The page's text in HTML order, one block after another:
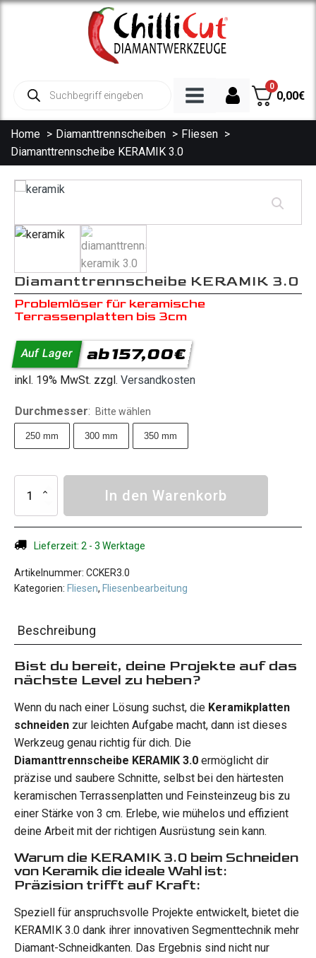
Products
search
Diamanttrennscheiben
Trennscheibe Beton
Trennscheibe Fliesen
Spezialscheiben
Trennscheibe Asphalt
Diamantbohrkronen
Kernbohrkronen
Dosensenker
Fliesenbohrer M14
Fliesenbohrer 6-Kant
Diamantschleiftöpfe
Fliesenbearbeitung
Aktionen
Hilfreiche Beiträge
Diamantwerkzeug FAQ
Betonrechner
Verschnittrechner
Kubikmeter berechnen
0
0,00€
Home Diamanttrennscheiben
Fliesen
Diamanttrennscheibe KERAMIK 3.0
Diamanttrennscheibe KERAMIK 3.0
Problemlöser für keramische
Terrassenplatten bis 3cm
Auf Lager ab157,00€
inkl. 19% MwSt. zzgl. Versandkosten
Durchmesser: Bitte wählen
250 mm 300 mm 350 mm
KERAMIK
3.0
Menge
In den Warenkorb
Lieferzeit: 2 - 3 Werktage
Artikelnummer: CCKER3.0
Kategorien: Fliesen, Fliesenbearbeitung
Beschreibung
Bist du bereit, deine Projekte auf das
nächste Level zu heben?
Wenn du nach einer Lösung suchst, die Keramikplatten
schneiden zur leichten Aufgabe macht, dann ist dieses
Werkzeug genau richtig für dich. Die
Diamanttrennscheibe KERAMIK 3.0 ermöglicht dir
präzise und saubere Schnitte, selbst bei den härtesten
keramischen Terrassenplatten und Feinsteinzeug bis zu
einer Stärke von 3 cm. Erlebe, wie mühelos und effizient
deine Arbeit mit der richtigen Ausrüstung sein kann.
Warum die KERAMIK 3.0 beim Schneiden
von Keramik die ideale Wahl ist:
Präzision trifft auf Kraft:
Speziell für anspruchsvolle Projekte entwickelt, bietet die
KERAMIK 3.0 dank ihrer innovativen Segmenttechnik mehr
Diamant-Schneidkanten. Das Ergebnis sind nicht nur